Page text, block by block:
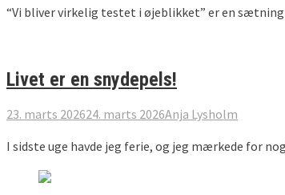
“Vi bliver virkelig testet i øjeblikket” er en
Livet er en snydepels!
23. marts 202624. marts 2026Anja Lysholm
I sidste uge havde jeg ferie, og jeg mærkede for